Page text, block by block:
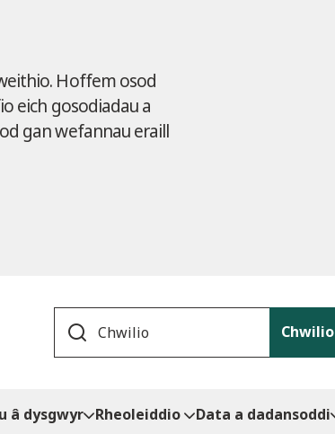
Hoffem osod
eich gosodiadau a
gan wefannau eraill
Chwilio
â dysgwyr Rheoleiddio
Data a dadansoddi